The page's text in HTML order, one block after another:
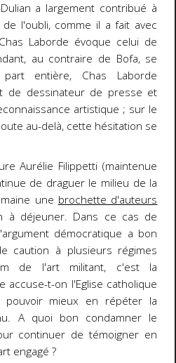
a largement contribué à
l'oubli, comme il a fait avec
Laborde évoque celui de
au contraire de Bofa, se
entière, Chas Laborde
de dessinateur de presse et
artistique ; sur le
au-delà, cette hésitation se
Aurélie Filippetti (maintenue
de draguer le milieu de la
une brochette d'auteurs
à déjeuner. Dans ce cas de
démocratique a bon
caution à plusieurs régimes
de l'art militant, c'est la
accuse-t-on l'Eglise catholique
mieux en répéter la
A quoi bon condamner le
continuer de témoigner en
engagé ?